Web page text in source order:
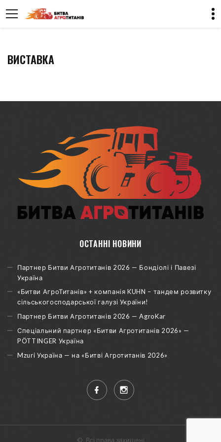
ВИСТАВКА
ОСТАННІ НОВИНИ
Партнер Битви Агротитанів 2026 — Бондіолі і Павезі
Україна
«Битви АгроТитанів» + компанія KUHN – тандем розвитку
сільськогосподарської галузі України!
Партнер Битви Агротитанів 2026 — AgroKar
Спеціальний партнер «Битви Агротитанів 2026» —
PÖTTINGER Україна
Mzuri Україна — на «Битві Агротитанів 2026»
© Всі права захищені